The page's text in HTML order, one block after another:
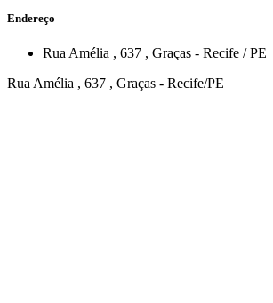
Endereço
Rua Amélia , 637 , Graças - Recife /PE
Rua Amélia , 637 , Graças - Recife/PE